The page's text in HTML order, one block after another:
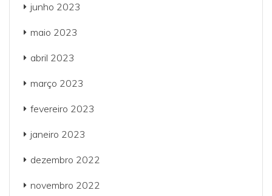
junho 2023
maio 2023
abril 2023
março 2023
fevereiro 2023
janeiro 2023
dezembro 2022
novembro 2022